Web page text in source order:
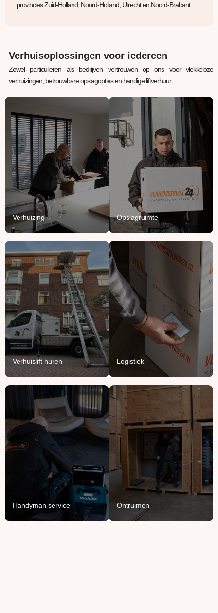
provincies Zuid-Holland, Noord-Holland, Utrecht en Noord-Brabant.
Verhuisoplossingen voor iedereen
Zowel particulieren als bedrijven vertrouwen op ons voor vlekkeloze
verhuizingen, betrouwbare opslagopties en handige liftverhuur.
Verhuizing
Verhuizing
Uw inboedel van A naar
B verhuizen? Wij regelen
het van A tot Z.
Lees Meer
Opslagruimte
Opslagruimte
Jouw spullen staan bij
ons veilig, verwarmd en
beschermd.
Lees Meer
Verhuislift huren
Verhuislift
huren
Breng je verhuizing naar
grote hoogte met onze
verhuisliften.
Lees Meer
Logistiek
Logistiek
We vullen onze vrachten
aan met jouw meubels en
producten.
Handyman service
Handyman
service
Voor het ophangen,
monteren en demonteren
van je spullen.
Lees Meer
Ontruimen
Ontruimen
Opruimen of ontruimen:
van knusse flat tot groot
bedrijfspand.
Lees Meer